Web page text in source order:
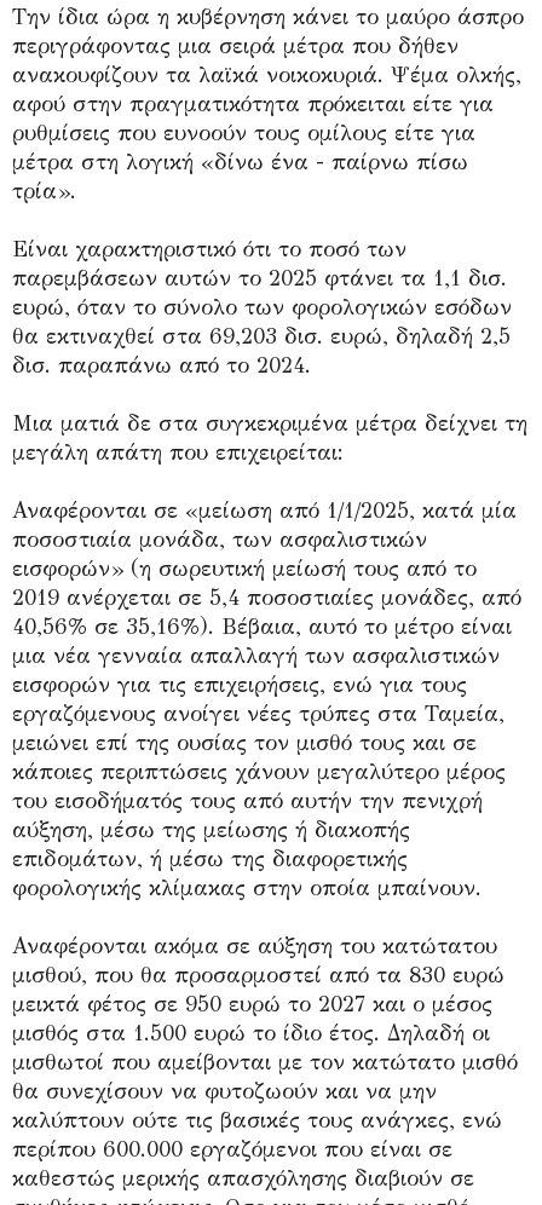
Την ίδια ώρα η κυβέρνηση κάνει το μαύρο άσπρο
περιγράφοντας μια σειρά μέτρα που δήθεν
ανακουφίζουν τα λαϊκά νοικοκυριά. Ψέμα ολκής,
αφού στην πραγματικότητα πρόκειται είτε για
ρυθμίσεις που ευνοούν τους ομίλους είτε για
μέτρα στη λογική «δίνω ένα - παίρνω πίσω
τρία».
Είναι χαρακτηριστικό ότι το ποσό των
παρεμβάσεων αυτών το 2025 φτάνει τα 1,1 δισ.
ευρώ, όταν το σύνολο των φορολογικών εσόδων
θα εκτιναχθεί στα 69,203 δισ. ευρώ, δηλαδή 2,5
δισ. παραπάνω από το 2024.
Μια ματιά δε στα συγκεκριμένα μέτρα δείχνει τη
μεγάλη απάτη που επιχειρείται:
Αναφέρονται σε «μείωση από 1/1/2025, κατά μία
ποσοστιαία μονάδα, των ασφαλιστικών
εισφορών» (η σωρευτική μείωσή τους από το
2019 ανέρχεται σε 5,4 ποσοστιαίες μονάδες, από
40,56% σε 35,16%). Βέβαια, αυτό το μέτρο είναι
μια νέα γενναία απαλλαγή των ασφαλιστικών
εισφορών για τις επιχειρήσεις, ενώ για τους
εργαζόμενους ανοίγει νέες τρύπες στα Ταμεία,
μειώνει επί της ουσίας τον μισθό τους και σε
κάποιες περιπτώσεις χάνουν μεγαλύτερο μέρος
του εισοδήματός τους από αυτήν την πενιχρή
αύξηση, μέσω της μείωσης ή διακοπής
επιδομάτων, ή μέσω της διαφορετικής
φορολογικής κλίμακας στην οποία μπαίνουν.
Αναφέρονται ακόμα σε αύξηση του κατώτατου
μισθού, που θα προσαρμοστεί από τα 830 ευρώ
μεικτά φέτος σε 950 ευρώ το 2027 και ο μέσος
μισθός στα 1.500 ευρώ το ίδιο έτος. Δηλαδή οι
μισθωτοί που αμείβονται με τον κατώτατο μισθό
θα συνεχίσουν να φυτοζωούν και να μην
καλύπτουν ούτε τις βασικές τους ανάγκες, ενώ
περίπου 600.000 εργαζόμενοι που είναι σε
καθεστώς μερικής απασχόλησης διαβιούν σε